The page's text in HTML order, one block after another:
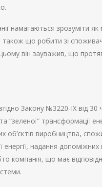
намагаються зрозуміти
що робити зі
він зауважив, що
Закону №3220-IX від
“зеленої” трансформації
об’єктів виробництва,
надання
компанія, що має